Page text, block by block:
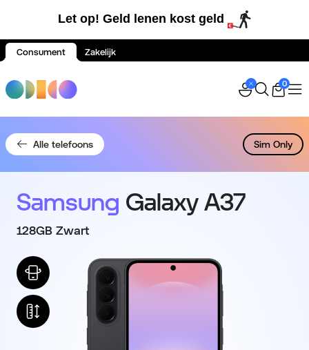
Let op! Geld lenen kost geld
Consument Zakelijk
0
Alle telefoons Sim Only
Samsung Galaxy A37
128GB Zwart